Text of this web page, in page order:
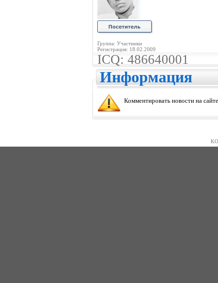
Группа: Участники
Регистрация: 18.02.2009
ICQ: 486640001
Информация
Комментировать новости на